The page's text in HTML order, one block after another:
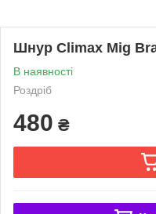
Шнур Climax Mig
В наявності
Роздріб
480 ₴